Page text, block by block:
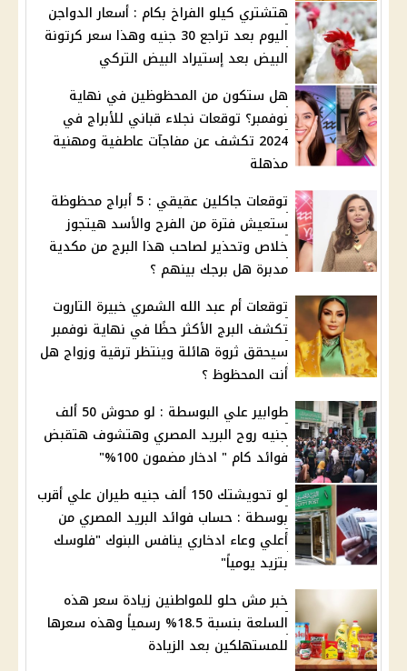
هتشتري كيلو الفراخ بكام : أسعار الدواجن
اليوم بعد تراجع 30 جنيه وهذا سعر كرتونة
البيض بعد إستيراد البيض التركي
هل ستكون من المحظوظين في نهاية
نوفمبر؟ توقعات نجلاء قباني للأبراج في
2024 تكشف عن مفاجآت عاطفية ومهنية
مذهلة
توقعات جاكلين عقيقي : 5 أبراج محظوظة
ستعيش فترة من الفرح والأسد هيتجوز
خلاص وتحذير لصاحب هذا البرج من مكدية
مدبرة هل برجك بينهم ؟
توقعات أم عبد الله الشمري خبيرة التاروت
تكشف البرج الأكثر حظًا في نهاية نوفمبر
سيحقق ثروة هائلة وينتظر ترقية وزواج هل
أنت المحظوظ ؟
طوابير علي البوسطة : لو محوش 50 ألف
جنيه روح البريد المصري وهتشوف هتقبض
فوائد كام " ادخار مضمون 100%"
لو تحويشتك 150 ألف جنيه طيران علي أقرب
بوسطة : حساب فوائد البريد المصري من
أعلي وعاء ادخاري ينافس البنوك "فلوسك
بتزيد يومياً"
خبر مش حلو للمواطنين زيادة سعر هذه
السلعة بنسبة 18.5% رسمياً وهذه سعرها
للمستهلكين بعد الزيادة